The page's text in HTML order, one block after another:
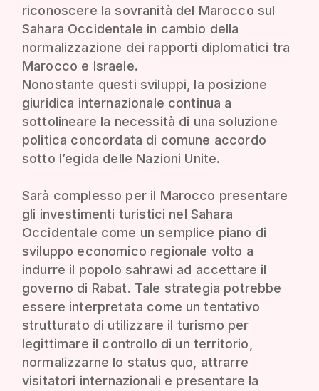
riconoscere la sovranità del Marocco sul
Sahara Occidentale in cambio della
normalizzazione dei rapporti diplomatici tra
Marocco e Israele.
Nonostante questi sviluppi, la posizione
giuridica internazionale continua a
sottolineare la necessità di una soluzione
politica concordata di comune accordo
sotto l’egida delle Nazioni Unite.
Sarà complesso per il Marocco presentare
gli investimenti turistici nel Sahara
Occidentale come un semplice piano di
sviluppo economico regionale volto a
indurre il popolo sahrawi ad accettare il
governo di Rabat. Tale strategia potrebbe
essere interpretata come un tentativo
strutturato di utilizzare il turismo per
legittimare il controllo di un territorio,
normalizzarne lo status quo, attrarre
visitatori internazionali e presentare la